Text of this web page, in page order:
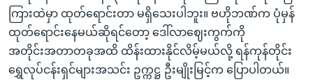
ကြားထဲမှာ ထုတ်ရောင်းတာ မရှိသေးပါဘူး။ ဗဟိုဘဏ်က ပုံမှန်
ထုတ်ရောင်းနေမယ်ဆိုရင်တော့ ဒေါ်လာဈေးကွက်ကို
အတိုင်းအတာတခုအထိ ထိန်းထားနိုင်လိမ့်မယ်လို့ ရန်ကုန်တိုင်း
ရွှေလုပ်ငန်းရှင်များအသင်း ဥက္ကဋ္ဌ ဦးမျိုးမြင့်က ပြောပါတယ်။